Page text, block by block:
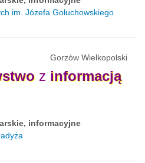
im. Józefa Gołuchowskiego
Gorzów Wielkopolski
z informacją
informacyjne